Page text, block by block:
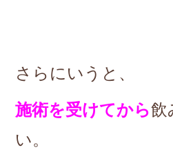
さらにいうと、
施術を受けてから飲
い。